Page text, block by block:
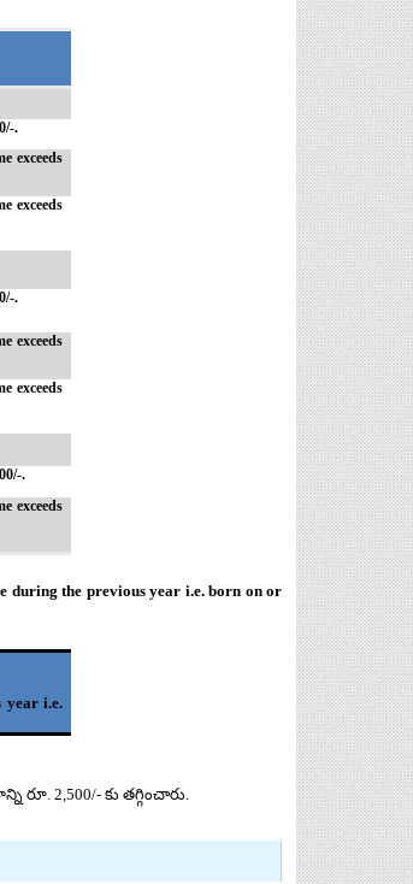
.
exceeds
exceeds
.
exceeds
exceeds
.
exceeds
during the previous year i.e. born on or
year i.e.
2,500/- కు తగ్గించారు.